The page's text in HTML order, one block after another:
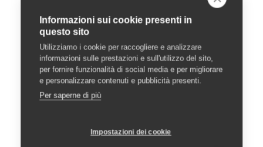
vanno infatti rapportati a spese altrettanto
consistenti: molto alte sono le spese
mediche, i contributi obbligatori, gli affitti e
le tasse, oltre ai servizi di trasporto.
Questo vale per l'intera Svizzera, ma è un
Informazioni sui cookie presenti in
questo sito
Utilizziamo i cookie per raccogliere e analizzare
informazioni sulle prestazioni e sull'utilizzo del sito,
per fornire funzionalità di social media e per migliorare
e personalizzare contenuti e pubblicità presenti.
Per saperne di più
Impostazioni dei cookie